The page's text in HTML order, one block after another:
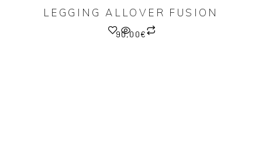
LEGGING ALLOVER FUSION
90,00€